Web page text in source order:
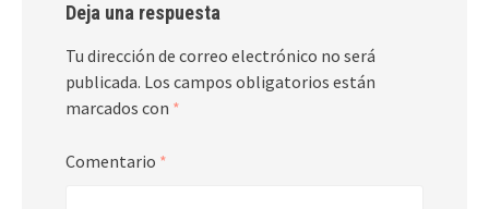
Deja una respuesta
Tu dirección de correo electrónico no será
publicada. Los campos obligatorios están
marcados con *
Comentario *